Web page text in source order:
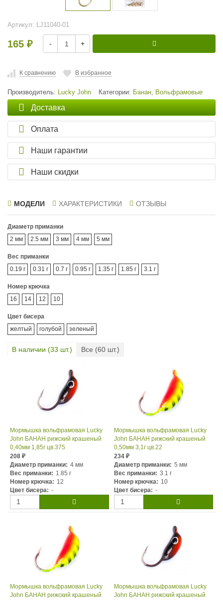
Артикул: LJ11040-01
165 ₽ - +
К сравнению В избранное
Производитель: Lucky John Категории: Банан, Вольфрамовые
Доставка
Оплата
Наши гарантии
Наши скидки
МОДЕЛИ ХАРАКТЕРИСТИКИ ОТЗЫВЫ
Диаметр приманки
2 мм
2.5 мм 3 мм 4 мм 5 мм
Вес приманки
0.19 г
0.31 г 0.7 г 0.95 г 1.35 г 1.85 г 3.1 г
Номер крючка
16
14 12 10
Цвет бисера
желтый
голубой зеленый
В наличии (33 шт.) Все (60 шт.)
Мормышка вольфрамовая Lucky
John БАНАН рижский крашеный
0,40мм 1,85г цв.375
208 ₽
Диаметр приманки: 4 мм
Вес приманки: 1.85 г
Номер крючка: 12
Цвет бисера: -
Мормышка вольфрамовая Lucky
John БАНАН рижский крашеный
0,50мм 3,1г цв.22
234 ₽
Диаметр приманки: 5 мм
Вес приманки: 3.1 г
Номер крючка: 10
Цвет бисера: -
Мормышка вольфрамовая Lucky
John БАНАН рижский крашеный
Мормышка вольфрамовая Lucky
John БАНАН рижский крашеный